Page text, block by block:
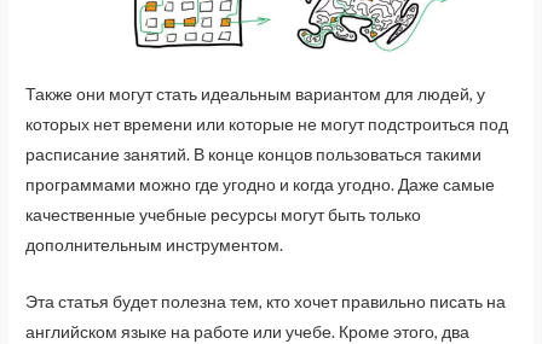
Также они могут стать идеальным вариантом для людей, у
которых нет времени или которые не могут подстроиться под
расписание занятий. В конце концов пользоваться такими
программами можно где угодно и когда угодно. Даже самые
качественные учебные ресурсы могут быть только
дополнительным инструментом.
Эта статья будет полезна тем, кто хочет правильно писать на
английском языке на работе или учебе. Кроме этого, два